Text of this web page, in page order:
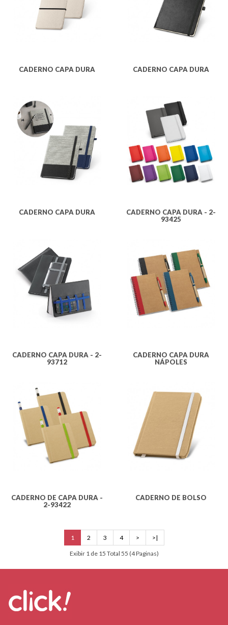
CADERNO CAPA DURA CADERNO CAPA DURA
CADERNO CAPA DURA
CADERNO CAPA DURA - 2-
93425
CADERNO CAPA DURA - 2-
93712
CADERNO CAPA DURA
NÁPOLES
CADERNO DE CAPA DURA -
2-93422
CADERNO DE BOLSO
1 2 3 4 > >|
Exibir 1 de 15 Total 55 (4 Paginas)